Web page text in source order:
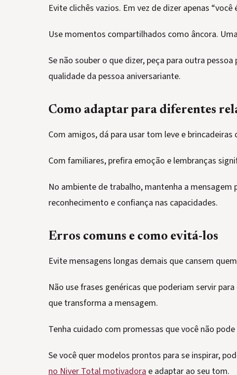
Evite clichês vazios. Em vez de dizer apenas
Use momentos compartilhados como âncora.
Se não souber o que dizer, peça para outra
qualidade da pessoa aniversariante.
Como adaptar para diferentes
Com amigos, dá para usar tom leve e brincadeiras
Com familiares, prefira emoção e lembranças
No ambiente de trabalho, mantenha a mensagem
reconhecimento e confiança nas capacidades.
Erros comuns e como evitá-los
Evite mensagens longas demais que cansem
Não use frases genéricas que poderiam servir
que transforma a mensagem.
Tenha cuidado com promessas que você não
Se você quer modelos prontos para se inspirar,
no Niver Total motivadora e adaptar ao seu tom.